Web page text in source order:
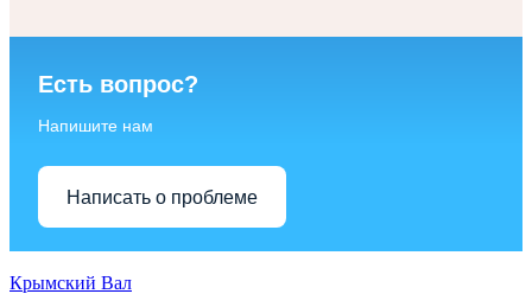
Есть вопрос?
Напишите нам
Написать о проблеме
Крымский Вал